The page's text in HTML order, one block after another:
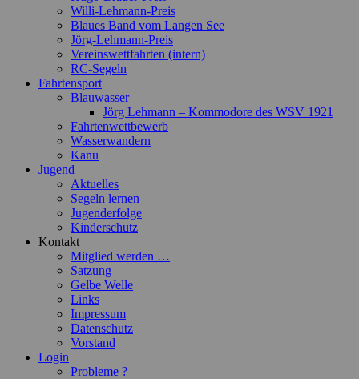
Willi-Lehmann-Preis
Blaues Band vom Langen See
Jörg-Lehmann-Preis
Vereinswettfahrten (intern)
RC-Segeln
Fahrtensport
Blauwasser
Jörg Lehmann – Kommodore des WSV 1921
Fahrtenwettbewerb
Wasserwandern
Kanu
Jugend
Aktuelles
Segeln lernen
Jugenderfolge
Kinderschutz
Kontakt
Mitglied werden …
Satzung
Gelbe Welle
Links
Impressum
Datenschutz
Vorstand
Login
Probleme ?